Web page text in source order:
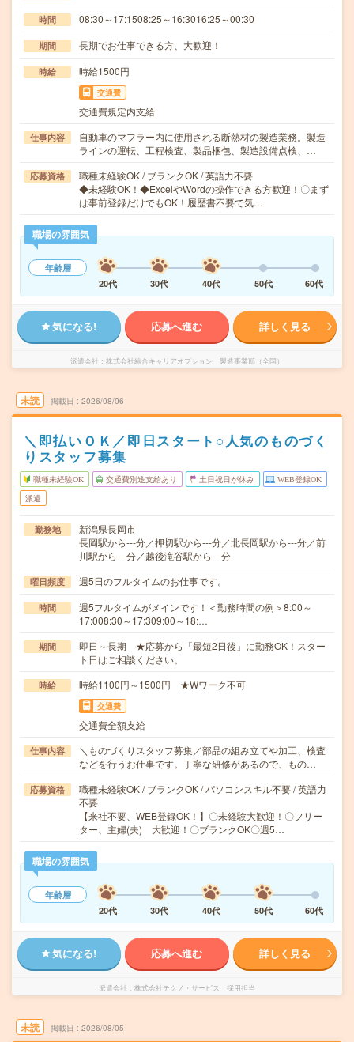
時間 08:30～17:1508:25～16:3016:25～00:30
期間 長期でお仕事できる方、大歓迎！
時給 時給1500円
交通費
交通費規定内支給
仕事内容
自動車のマフラー内に使用される断熱材の製造業務。製造
ラインの運転、工程検査、製品梱包、製造設備点検、…
応募資格
職種未経験OK / ブランクOK / 英語力不要
◆未経験OK！◆ExcelやWordの操作できる方歓迎！〇まず
は事前登録だけでもOK！履歴書不要で気…
職場の雰囲気
年齢層
20代
30代 40代 50代 60代
気になる! 応募へ進む 詳しく見る
派遣会社 株式会社綜合キャリアオプション 製造事業部（全国）
未読 掲載日 2026/08/06
＼即払いＯＫ／即日スタート○人気のものづく
りスタッフ募集
職種未経験OK 交通費別途支給あり 土日祝日が休み WEB登録OK
派遣
勤務地
新潟県長岡市
長岡駅から---分／押切駅から---分／北長岡駅から---分／前
川駅から---分／越後滝谷駅から---分
曜日頻度 週5日のフルタイムのお仕事です。
時間
週5フルタイムがメインです！＜勤務時間の例＞8:00～
17:008:30～17:309:00～18:…
期間
即日～長期 ★応募から「最短2日後」に勤務OK！スター
ト日はご相談ください。
時給 時給1100円～1500円 ★Wワーク不可
交通費
交通費全額支給
仕事内容
＼ものづくりスタッフ募集／部品の組み立てや加工、検査
などを行うお仕事です。丁寧な研修があるので、もの…
応募資格
職種未経験OK / ブランクOK / パソコンスキル不要 / 英語力
不要
【来社不要、WEB登録OK！】〇未経験大歓迎！〇フリー
ター、主婦(夫) 大歓迎！〇ブランクOK〇週5…
職場の雰囲気
年齢層
20代
30代 40代 50代 60代
気になる! 応募へ進む 詳しく見る
派遣会社 株式会社テクノ・サービス 採用担当
未読 掲載日 2026/08/05